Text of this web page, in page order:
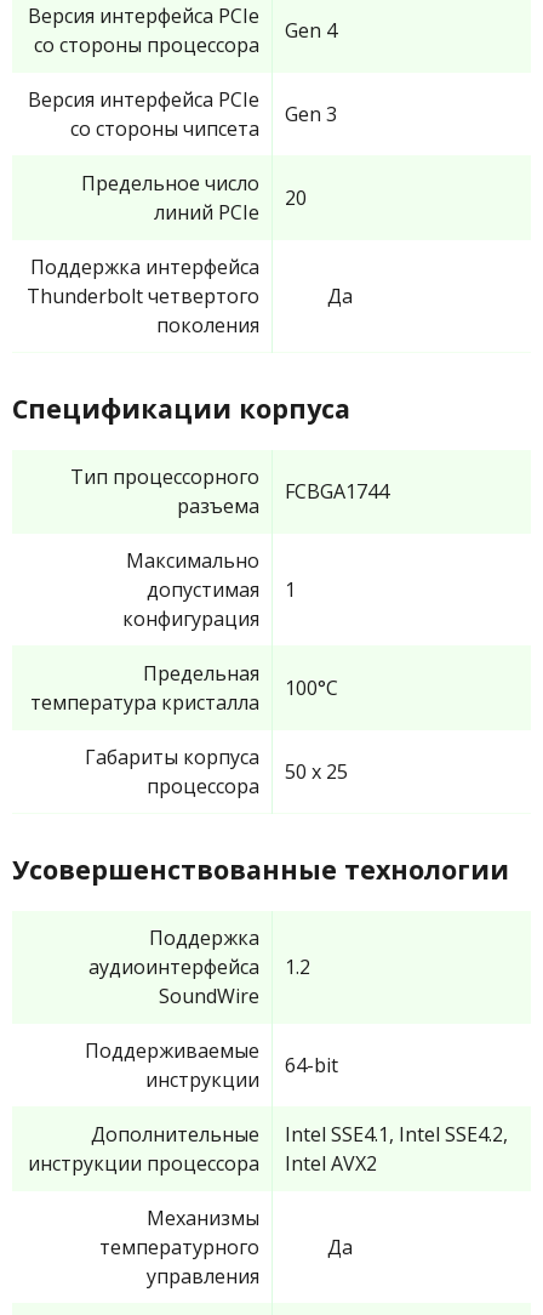
Версия интерфейса PCIe
со стороны процессора
Gen 4
Версия интерфейса PCIe
со стороны чипсета
Gen 3
Предельное число
линий PCIe
20
Поддержка интерфейса
Thunderbolt четвертого
поколения
Да
Спецификации корпуса
Тип процессорного
разъема
FCBGA1744
Максимально
допустимая
конфигурация
1
Предельная
температура кристалла
100°C
Габариты корпуса
процессора
50 x 25
Усовершенствованные технологии
Поддержка
аудиоинтерфейса
SoundWire
1.2
Поддерживаемые
инструкции
64-bit
Дополнительные
инструкции процессора
Intel SSE4.1, Intel SSE4.2,
Intel AVX2
Механизмы
температурного
управления
Да